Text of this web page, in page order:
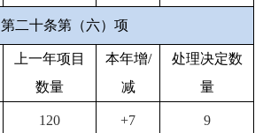
第二十条第（六）项
上一年项目
数量
本年增/
减
处理决定数
量
120 +7 9